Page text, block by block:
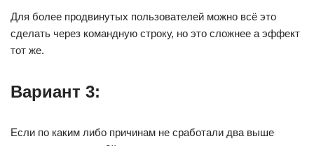
Для более продвинутых пользователей можно всё это
сделать через командную строку, но это сложнее а эффект
тот же.
Вариант 3:
Если по каким либо причинам не сработали два выше